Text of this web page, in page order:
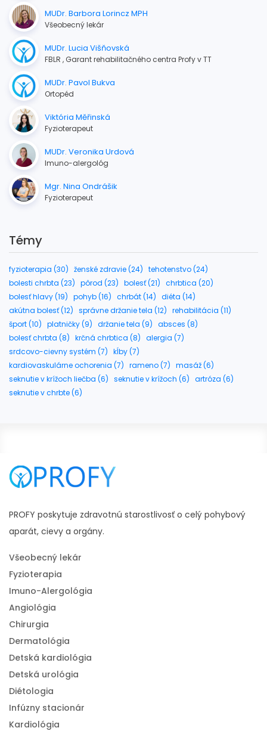
MUDr. Barbora Lorincz MPH
Všeobecný lekár
MUDr. Lucia Višňovská
FBLR , Garant rehabilitačného centra Profy v TT
MUDr. Pavol Bukva
Ortopéd
Viktória Měřinská
Fyzioterapeut
MUDr. Veronika Urdová
Imuno-alergológ
Mgr. Nina Ondrášik
Fyzioterapeut
Témy
fyzioterapia (30) ženské zdravie (24) tehotenstvo (24)
bolesti chrbta (23) pôrod (23) bolesť (21) chrbtica (20)
bolesť hlavy (19) pohyb (16) chrbát (14) diéta (14)
akútna bolesť (12) správne držanie tela (12) rehabilitácia (11)
šport (10) platničky (9) držanie tela (9) absces (8)
bolesť chrbta (8) krčná chrbtica (8) alergia (7)
srdcovo-cievny systém (7) kĺby (7)
kardiovaskulárne ochorenia (7) rameno (7) masáž (6)
seknutie v krížoch liečba (6) seknutie v krížoch (6) artróza (6)
seknutie v chrbte (6)
PROFY poskytuje zdravotnú starostlivosť o celý pohybový
aparát, cievy a orgány.
Všeobecný lekár
Fyzioterapia
Imuno-Alergológia
Angiológia
Chirurgia
Dermatológia
Detská kardiológia
Detská urológia
Diétologia
Infúzny stacionár
Kardiológia